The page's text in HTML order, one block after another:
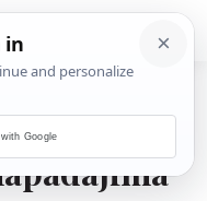
živi s
Google